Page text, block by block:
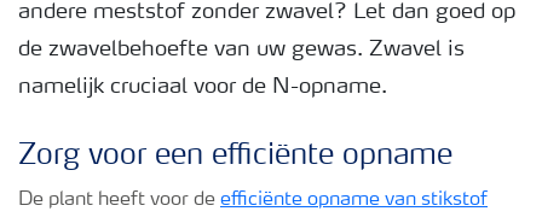
Podcasts
andere meststof zonder zwavel? Let dan goed op
de zwavelbehoefte van uw gewas. Zwavel is
namelijk cruciaal voor de N-opname.
Zorg voor een efficiënte opname
De plant heeft voor de efficiënte opname van stikstof